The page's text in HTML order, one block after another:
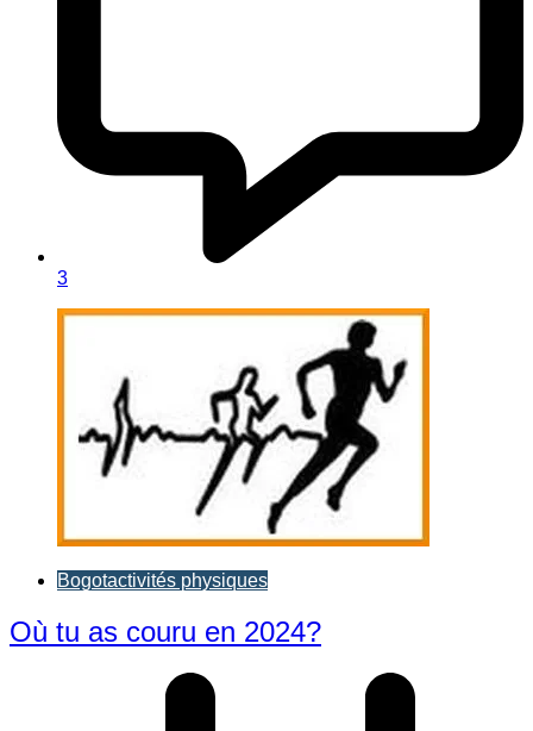
3
Bogotactivités physiques
Où tu as couru en 2024?